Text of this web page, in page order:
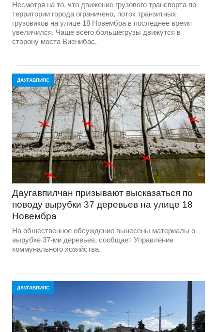
Несмотря на то, что движение грузового транспорта по
территории города ограничено, поток транзитных
грузовиков на улице 18 Новембра в последнее время
увеличился. Чаще всего большегрузы движутся в
сторону моста Виенибас.
ДАУГАВПИЛС
Даугавпилчан призывают высказаться по
поводу вырубки 37 деревьев на улице 18
Новембра
На общественное обсуждение вынесены материалы о
вырубке 37-ми деревьев, сообщает Управление
коммунального хозяйства.
ДАУГАВПИЛС